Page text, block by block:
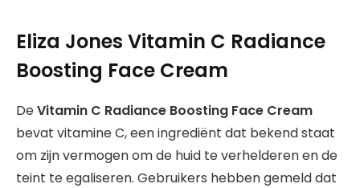
Eliza Jones Vitamin C Radiance
Boosting Face Cream
DeVitamin C Radiance Boosting Face Cream
bevat vitamine C, een ingrediënt dat bekend staat
om zijn vermogen om de huid te verhelderen en de
teint te egaliseren. Gebruikers hebben gemeld dat